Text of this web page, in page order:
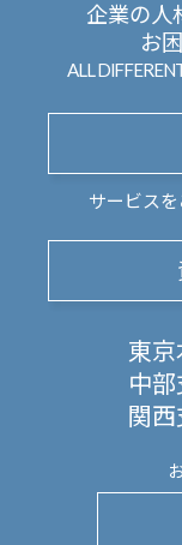
企業の人
お
ALL
サービス
東京
中部
関西